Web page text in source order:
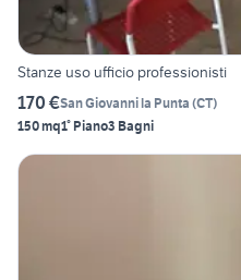
Stanze uso ufficio professionisti
170 €San Giovanni la Punta (CT)
150 mq1° Piano3 Bagni